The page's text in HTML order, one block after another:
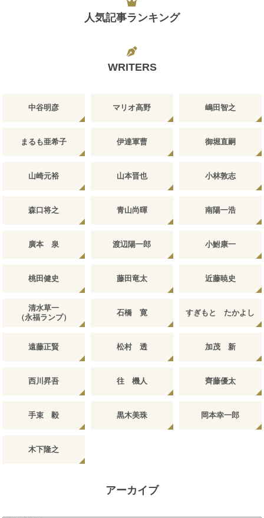
人気記事ランキング
WRITERS
中谷明彦 マリオ高野 嶋田智之
まるも亜希子 伊達軍曹 御堀直嗣
山崎元裕 山本晋也 小林敦志
森口将之 青山尚暉 南陽一浩
廣本 泉 渡辺陽一郎 小鮒康一
桃田健史 藤田竜太 近藤暁史
清水草一
（永福ランプ）
石橋 寛 すぎもと たかよし
遠藤正賢 松村 透 加茂 新
西川昇吾 往 機人 齊藤優太
手束 毅 黒木美珠 岡本幸一郎
木下隆之
アーカイブ